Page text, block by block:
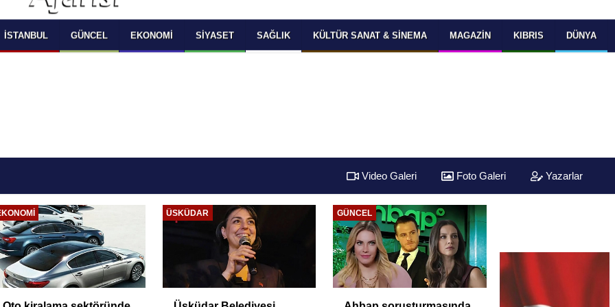
SELECT LANGUAGE YOU WOULD TO READ
OKUMAK İSTEDİĞİNİZ DİLİ SEÇİNİZ
Powered by
Translate
İSTANBUL GÜNCEL EKONOMI SIYASET SAĞLIK KÜLTÜR SANAT & SINEMA MAGAZIN KIBRIS DÜNYA
Video Galeri Foto Galeri Yazarlar
ÜSKÜDAR GÜNCEL